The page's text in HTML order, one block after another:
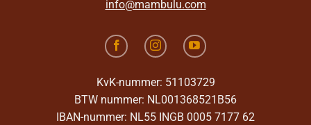
info@mambulu.com
KvK-nummer: 51103729
BTW nummer: NL001368521B56
IBAN-nummer: NL55 INGB 0005 7177 62